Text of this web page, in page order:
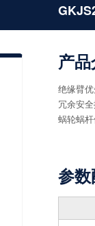
产
绝缘臂
冗余安
蜗轮蜗
参